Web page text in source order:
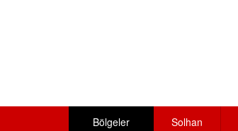
Bölgeler Solhan